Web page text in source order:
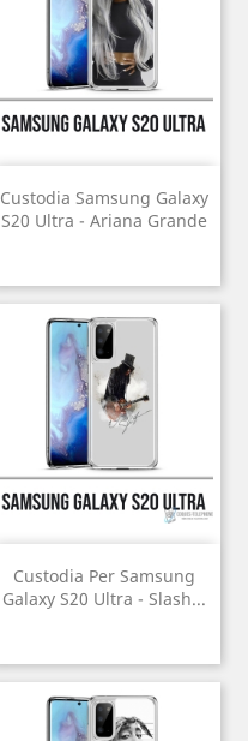
Custodia Samsung Galaxy
S20 Ultra - Ariana Grande
Custodia Per Samsung
Galaxy S20 Ultra - Slash...